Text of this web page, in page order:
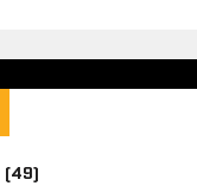
(49)